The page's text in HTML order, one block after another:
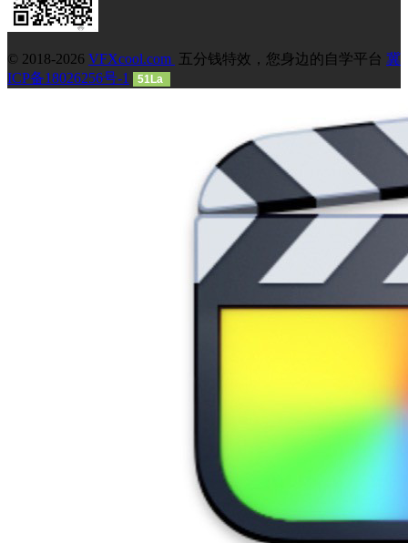
© 2018-2026 VFXcool.com 五分钱特效，您身边的自学平台 冀
ICP备18026256号-1
51La